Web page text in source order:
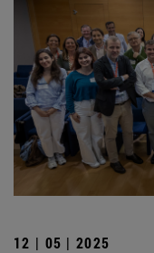
12 | 05 | 2025